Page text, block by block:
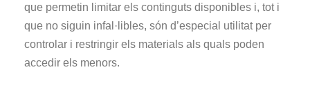
que permetin limitar els continguts disponibles i, tot i
que no siguin infal·libles, són d’especial utilitat per
controlar i restringir els materials als quals poden
accedir els menors.